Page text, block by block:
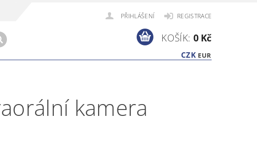
PŘIHLÁŠENÍ REGISTRACE
CZK EUR
KOŠÍK: 0 Kč
kamera